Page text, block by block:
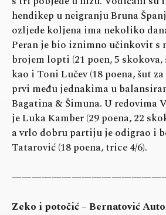
hendikep u neigranju Bruna
ozljede koljena ima nekoliko
Peran je bio iznimno učinkovit
brojem lopti (21 poen, 5 skokova,
kao i Toni Lučev (18 poena, šut
prvi među jednakima u
Bagatina & Šimuna. U redovima
je Luka Kamber (29 poena, 22
a vrlo dobru partiju je odigrao i
Tatarović (18 poena, trice 4/6).
Zeko i potočić – Bernatović